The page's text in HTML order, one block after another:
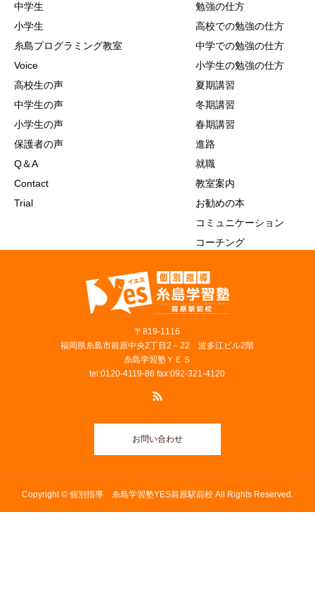
中学生
小学生
糸島プログラミング教室
Voice
高校生の声
中学生の声
小学生の声
保護者の声
Q＆A
Contact
Trial
勉強の仕方
高校での勉強の仕方
中学での勉強の仕方
小学生の勉強の仕方
夏期講習
冬期講習
春期講習
進路
就職
教室案内
お勧めの本
コミュニケーション
コーチング
〒819‐1116
福岡県糸島市前原中央2丁目2－22 波多江ビル2階
糸島学習塾ＹＥＳ
tel:0120-4119-86 fax:092-321-4120
お問い合わせ
Copyright © 個別指導 糸島学習塾YES前原駅前校 All Rights Reserved.